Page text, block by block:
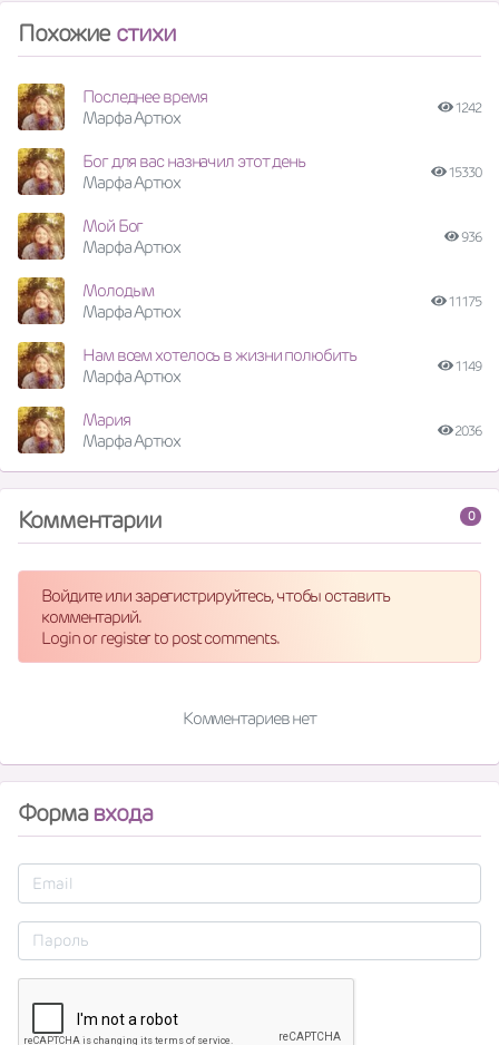
Похожие стихи
Последнее время
Марфа Артюх
1242
Бог для вас назначил этот день
Марфа Артюх
15330
Мой Бог
Марфа Артюх
936
Молодым
Марфа Артюх
11175
Нам всем хотелось в жизни полюбить
Марфа Артюх
1149
Мария
Марфа Артюх
2036
0
Комментарии
Войдите или зарегистрируйтесь, чтобы оставить
комментарий.
Login or register to post comments.
Комментариев нет
Формавхода